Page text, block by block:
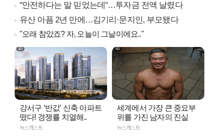
"안전하다는 말 믿었는데"…투자금 전액 날렸다
유산 아픔 2년 만에…김기리·문지인, 부모됐다
"오래 참았죠? 자, 오늘이 그날이에요.."
강서구 ‘반값’ 신축 아파트
떴다! 경쟁률 치열해..
뉴스캐스트
세계에서 가장 큰 중요부
위를 가진 남자의 진실
뉴스캐스트